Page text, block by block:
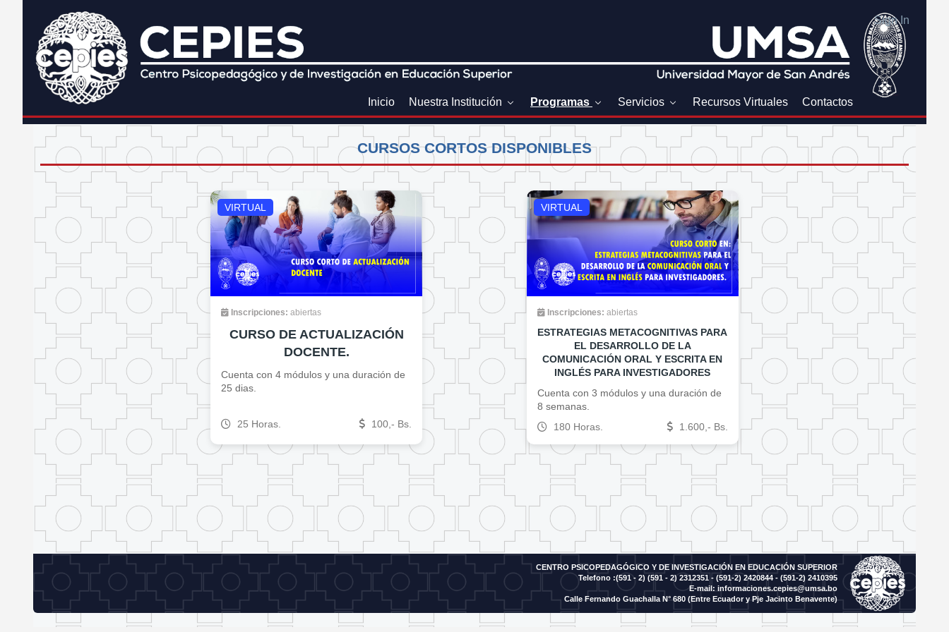
Sign In
Inicio Nuestra Institución Programas Servicios Recursos Virtuales Contactos
CURSOS CORTOS DISPONIBLES
VIRTUAL
Inscripciones: abiertas
CURSO DE ACTUALIZACIÓN
DOCENTE.
Cuenta con 4 módulos y una duración de
25 dias.
25 Horas. 100,- Bs.
VIRTUAL
Inscripciones: abiertas
ESTRATEGIAS METACOGNITIVAS PARA
EL DESARROLLO DE LA
COMUNICACIÓN ORAL Y ESCRITA EN
INGLÉS PARA INVESTIGADORES
Cuenta con 3 módulos y una duración de
8 semanas.
180 Horas.
1.600,- Bs.
CENTRO PSICOPEDAGÓGICO Y DE INVESTIGACIÓN EN EDUCACIÓN SUPERIOR
Telefono :(591 - 2) (591 - 2) 2312351 - (591-2) 2420844 - (591-2) 2410395
E-mail: informaciones.cepies@umsa.bo
Calle Fernando Guachalla N° 680 (Entre Ecuador y Pje Jacinto Benavente)